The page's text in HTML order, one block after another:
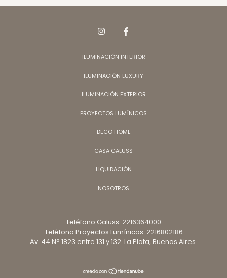
ILUMINACIÓN INTERIOR
ILUMINACIÓN LUXURY
ILUMINACIÓN EXTERIOR
PROYECTOS LUMÍNICOS
DECO HOME
CASA GALUSS
LIQUIDACIÓN
NOSOTROS
Teléfono Galuss: 2216364000
Teléfono Proyectos Lumínicos: 2216802186
Av. 44 N° 1823 entre 131 y 132. La Plata, Buenos Aires.